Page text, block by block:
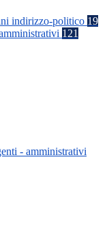
indirizzo-politico 19
121
- amministrativi